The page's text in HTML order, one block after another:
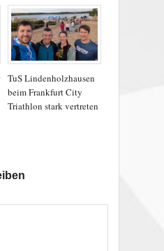
TuS Lindenholzhausen
beim Frankfurt City
Triathlon stark vertreten